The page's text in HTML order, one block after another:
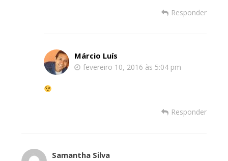
Responder
Márcio Luís
fevereiro 10, 2016 às 5:04 pm
Responder
Samantha Silva